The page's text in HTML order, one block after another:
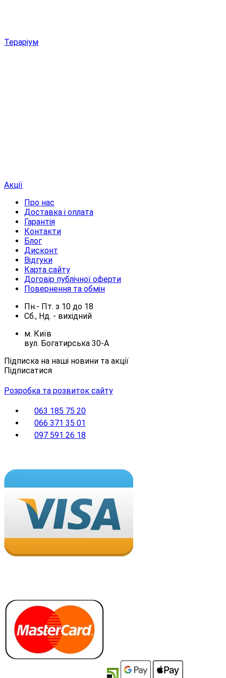
Тераріум
Акції
Про нас
Доставка і оплата
Гарантія
Контакти
Блог
Дисконт
Відгуки
Карта сайту
Договір публічної оферти
Повернення та обмін
Пн.- Пт. з 10 до 18
Сб., Нд. - вихідний
м. Київ
вул. Богатирська 30-А
Підписка на наші новини та акції
Підписатися
Розробка та розвиток сайту
063 185 75 20
066 371 35 01
097 591 26 18